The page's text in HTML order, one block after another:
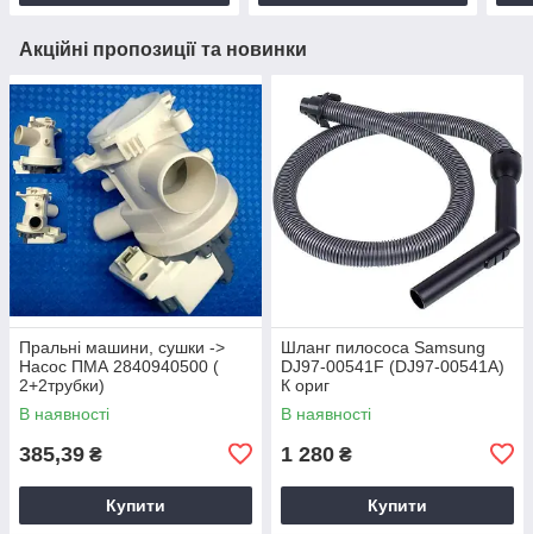
Акційні пропозиції та новинки
Пральні машини, сушки ->
Насос ПМА 2840940500 (
2+2трубки)
В наявності
385,39 ₴
Купити
Шланг пилососа Samsung
DJ97-00541F (DJ97-00541A)
К ориг
В наявності
1 280 ₴
Купити